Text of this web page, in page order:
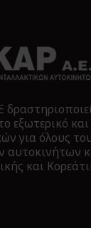
εξωτερικό
για όλους
αυτοκινήτων
και